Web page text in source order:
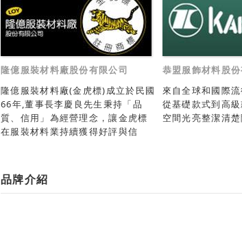
隆億服裝材料廠股份有限公司
隆億服裝材料廠(金虎標)成立於民國
66年,董事長李慶良先生秉持「品
質、信用」為經營理念，讓金虎標
在服裝材料業持續獲得好評與信
恭盟服飾材料股
來自全球和國際流
從基礎款式到高級
空間光亮整潔清楚
品牌介紹